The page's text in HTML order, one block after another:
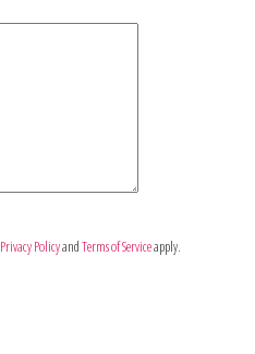
Privacy PolicyandTerms of Serviceapply.